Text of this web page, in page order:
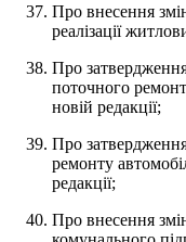
Про внесення
реалізації
Про
поточного
новій редакції;
Про
ремонту
редакції;
Про внесення